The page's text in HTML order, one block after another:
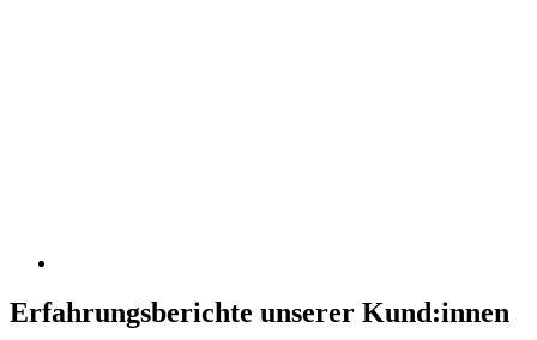
Erfahrungsberichte unserer Kund:innen